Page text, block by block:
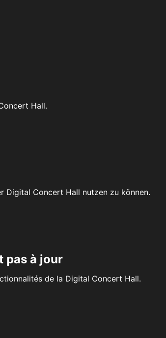
Hall.
Digital Concert Hall nutzen zu können.
pas à jour
de la Digital Concert Hall.